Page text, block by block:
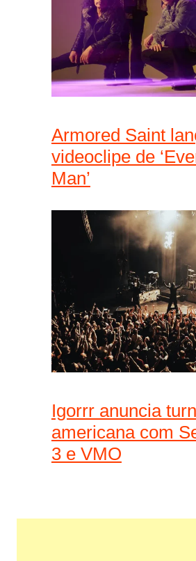
Armored Saint
videoclipe de
Man’
Igorrr anuncia
americana com
3 e VMO